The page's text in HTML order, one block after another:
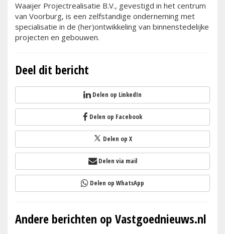
Waaijer Projectrealisatie B.V., gevestigd in het centrum
van Voorburg, is een zelfstandige onderneming met
specialisatie in de (her)ontwikkeling van binnenstedelijke
projecten en gebouwen.
Deel dit bericht
Delen op LinkedIn
Delen op Facebook
Delen op X
Delen via mail
Delen op WhatsApp
Andere berichten op Vastgoednieuws.nl